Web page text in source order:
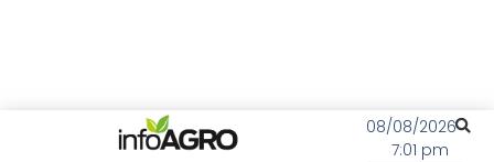
08/08/2026
7:01 pm